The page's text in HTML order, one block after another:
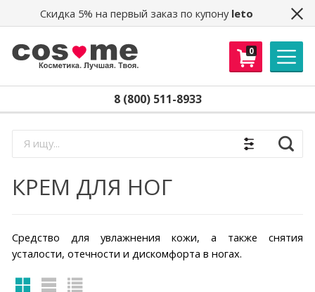
Скидка 5% на первый заказ по купону leto
0
8 (800) 511-8933
КРЕМ ДЛЯ НОГ
Средство для увлажнения кожи, а также снятия
усталости, отечности и дискомфорта в ногах.